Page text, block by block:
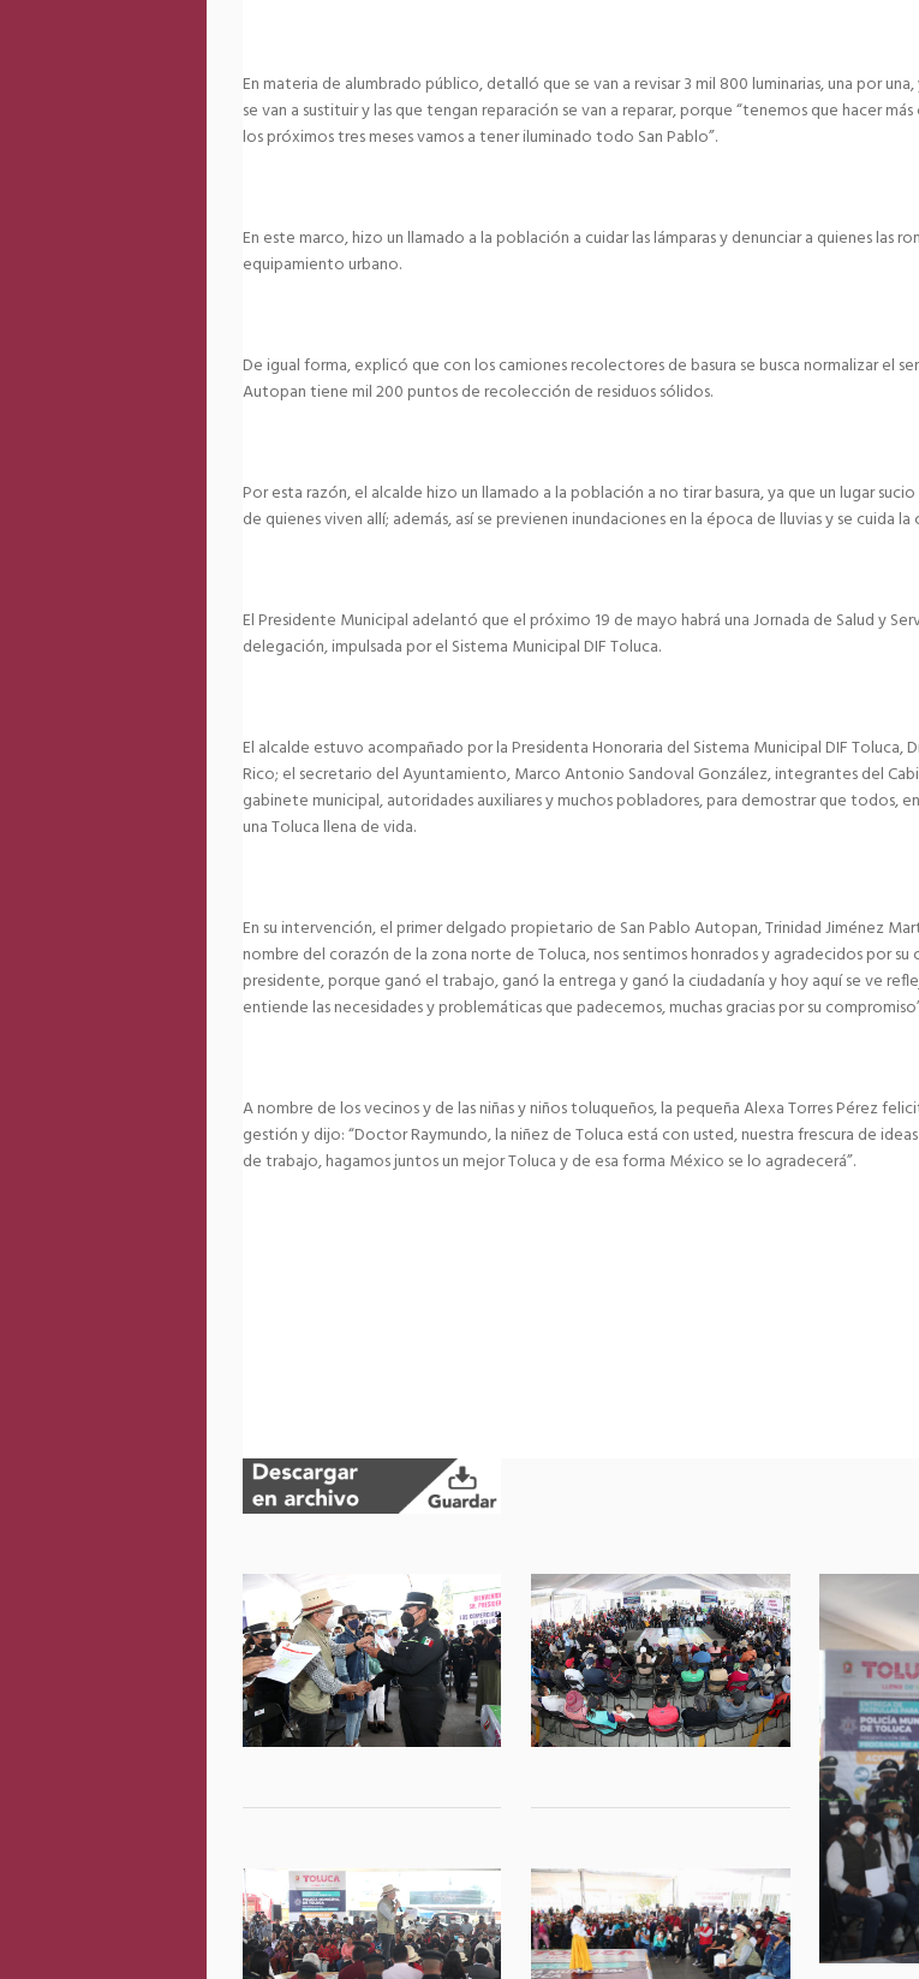
En materia de alumbrado público, detalló que se van a revisar 3 mil 800 luminarias, una por una,
se van a sustituir y las que tengan reparación se van a reparar, porque “tenemos que hacer
los próximos tres meses vamos a tener iluminado todo San Pablo”.
En este marco, hizo un llamado a la población a cuidar las lámparas y denunciar a quienes las
equipamiento urbano.
De igual forma, explicó que con los camiones recolectores de basura se busca normalizar el
Autopan tiene mil 200 puntos de recolección de residuos sólidos.
Por esta razón, el alcalde hizo un llamado a la población a no tirar basura, ya que un lugar
de quienes viven allí; además, así se previenen inundaciones en la época de lluvias y se cuida la
El Presidente Municipal adelantó que el próximo 19 de mayo habrá una Jornada de Salud y
delegación, impulsada por el Sistema Municipal DIF Toluca.
El alcalde estuvo acompañado por la Presidenta Honoraria del Sistema Municipal DIF Toluca,
Rico; el secretario del Ayuntamiento, Marco Antonio Sandoval González, integrantes del
gabinete municipal, autoridades auxiliares y muchos pobladores, para demostrar que todos,
una Toluca llena de vida.
En su intervención, el primer delgado propietario de San Pablo Autopan, Trinidad Jiménez
nombre del corazón de la zona norte de Toluca, nos sentimos honrados y agradecidos por su
presidente, porque ganó el trabajo, ganó la entrega y ganó la ciudadanía y hoy aquí se ve
entiende las necesidades y problemáticas que padecemos, muchas gracias por su
A nombre de los vecinos y de las niñas y niños toluqueños, la pequeña Alexa Torres Pérez
gestión y dijo: “Doctor Raymundo, la niñez de Toluca está con usted, nuestra frescura de
de trabajo, hagamos juntos un mejor Toluca y de esa forma México se lo agradecerá”.